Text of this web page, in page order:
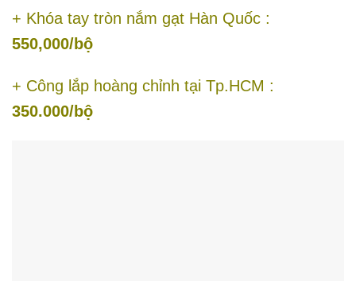
+ Khóa tay tròn nắm gạt Hàn Quốc :
550,000/bộ
+ Công lắp hoàng chỉnh tại Tp.HCM :
350.000/bộ